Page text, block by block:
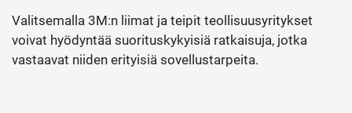
Valitsemalla 3M:n liimat ja teipit teollisuusyritykset
voivat hyödyntää suorituskykyisiä ratkaisuja, jotka
vastaavat niiden erityisiä sovellustarpeita.